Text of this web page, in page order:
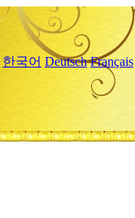
한국어 Deutsch Français